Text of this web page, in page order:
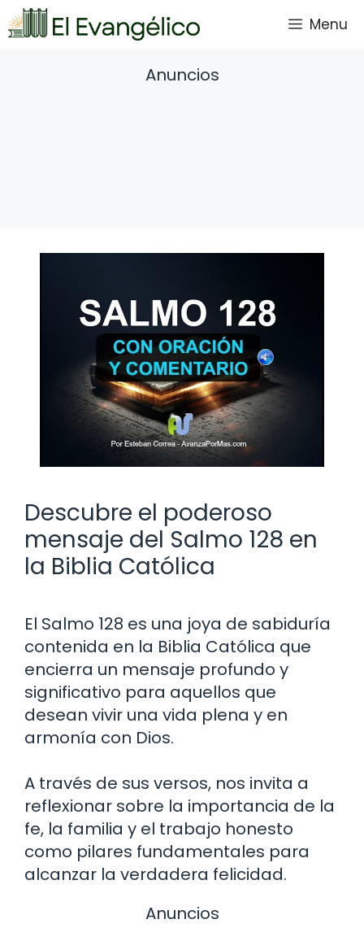
Saltar
al
Menu
Anuncios
Descubre el poderoso
mensaje del Salmo 128 en
la Biblia Católica
El Salmo 128 es una joya de sabiduría
contenida en la Biblia Católica que
encierra un mensaje profundo y
significativo para aquellos que
desean vivir una vida plena y en
armonía con Dios.
A través de sus versos, nos invita a
reflexionar sobre la importancia de la
fe, la familia y el trabajo honesto
como pilares fundamentales para
alcanzar la verdadera felicidad.
Anuncios